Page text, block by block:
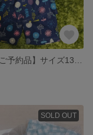
SOLD OUT